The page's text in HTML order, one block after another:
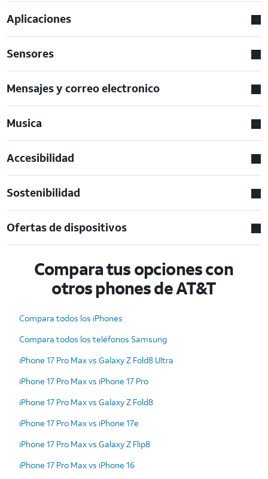
Aplicaciones
Sensores
Mensajes y correo electronico
Musica
Accesibilidad
Sostenibilidad
Ofertas de dispositivos
Compara tus opciones con
otros phones de AT&T
Compara todos los iPhones
Compara todos los teléfonos Samsung
iPhone 17 Pro Max vs Galaxy Z Fold8 Ultra
iPhone 17 Pro Max vs iPhone 17 Pro
iPhone 17 Pro Max vs Galaxy Z Fold8
iPhone 17 Pro Max vs iPhone 17e
iPhone 17 Pro Max vs Galaxy Z Flip8
iPhone 17 Pro Max vs iPhone 16